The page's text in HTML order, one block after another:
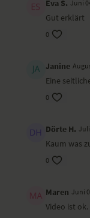
Eva S. Juni
Gut erklärt
0
Janine
Eine
0
Dörte H.
Kaum was
0
Maren Juni
Video ist